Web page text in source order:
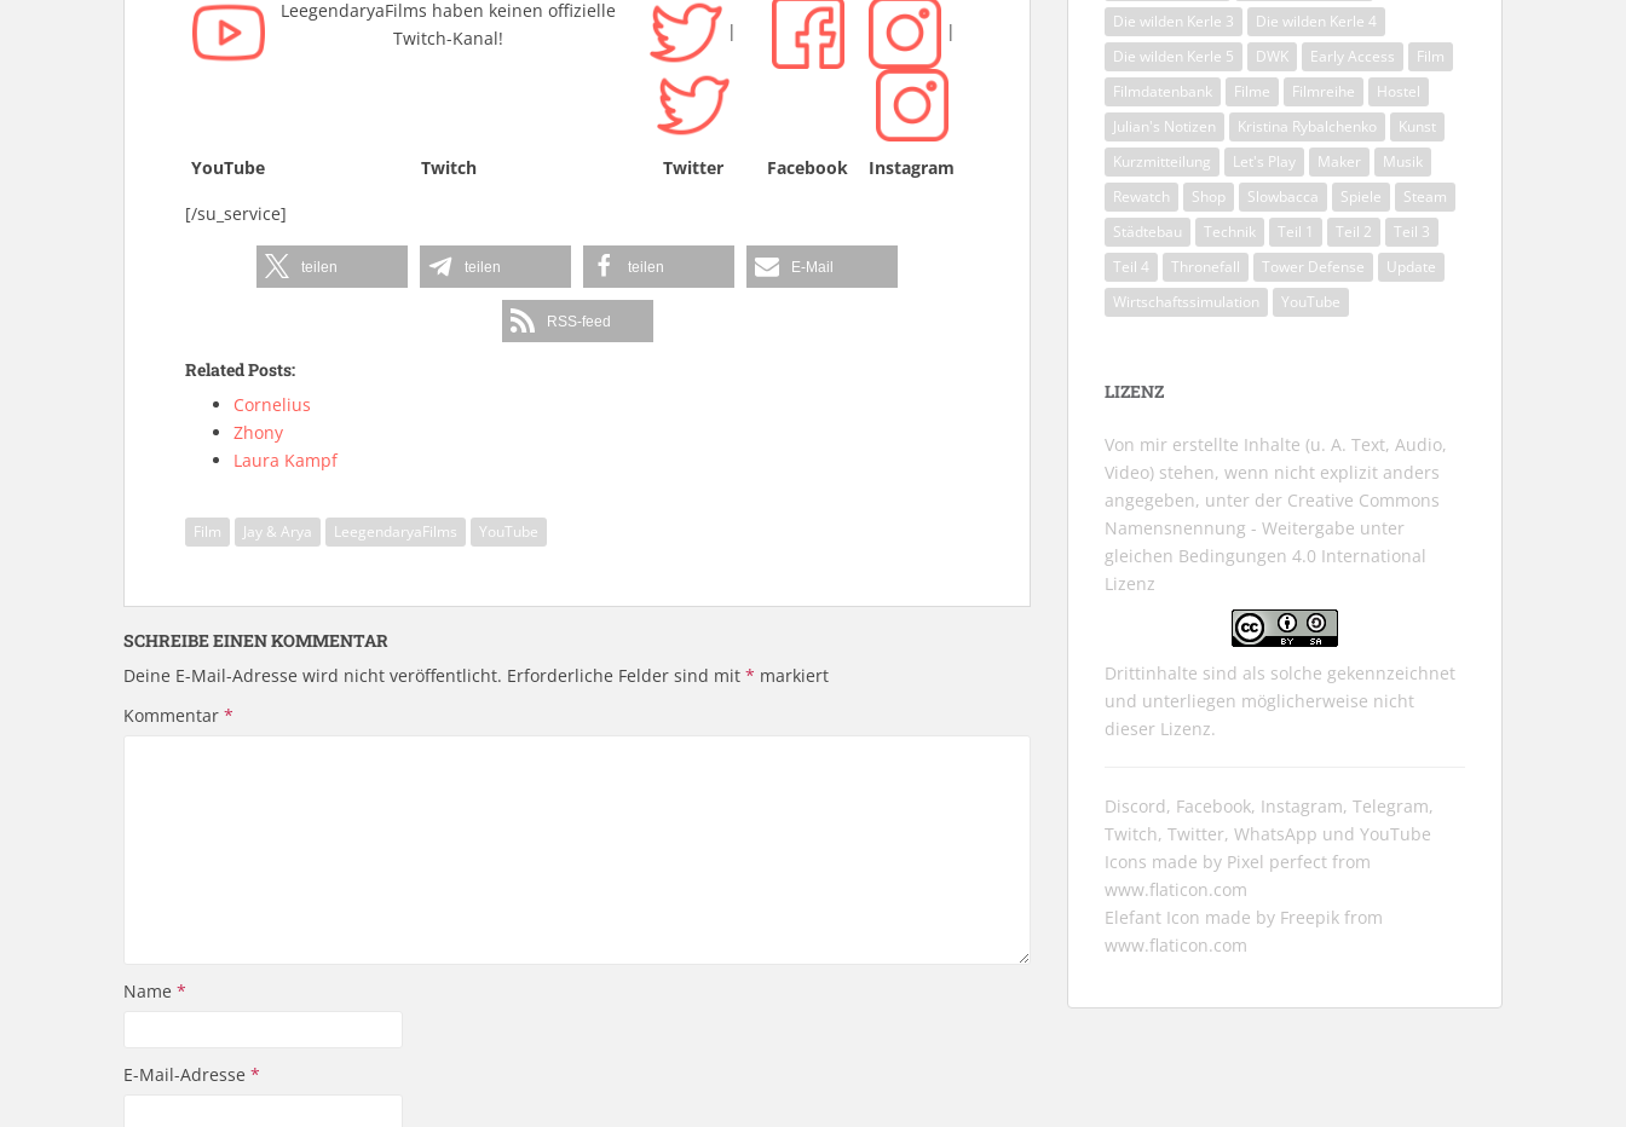
LeegendaryaFilms haben keinen offizielle
Twitch-Kanal!
| |
YouTube Twitch Twitter Facebook
Instagram
[/su_service]
teilen teilen teilen E-Mail
RSS-feed
Related Posts:
Cornelius
Zhony
Laura Kampf
Film Jay & Arya LeegendaryaFilms YouTube
SCHREIBE EINEN KOMMENTAR
Deine E-Mail-Adresse wird nicht veröffentlicht. Erforderliche Felder sind mit * markiert
Kommentar *
Name *
E-Mail-Adresse *
Die wilden Kerle 3
Die wilden Kerle 4
Die wilden Kerle 5
DWK Early Access
Film
Filmdatenbank
Filme Filmreihe
Hostel
Julian's Notizen
Kristina Rybalchenko
Kunst
Kurzmitteilung
Let's Play Maker
Musik
Rewatch
Shop Slowbacca Spiele
Steam
Städtebau
Technik Teil 1 Teil 2
Teil 3
Teil 4
Thronefall Tower Defense
Update
Wirtschaftssimulation
YouTube
LIZENZ
Von mir erstellte Inhalte (u. A. Text, Audio,
Video) stehen, wenn nicht explizit anders
angegeben, unter der Creative Commons
Namensnennung - Weitergabe unter
gleichen Bedingungen 4.0 International
Lizenz
Drittinhalte sind als solche gekennzeichnet
und unterliegen möglicherweise nicht
dieser Lizenz.
Discord, Facebook, Instagram, Telegram,
Twitch, Twitter, WhatsApp und YouTube
Icons made by Pixel perfect from
www.flaticon.com
Elefant Icon made by Freepik from
www.flaticon.com